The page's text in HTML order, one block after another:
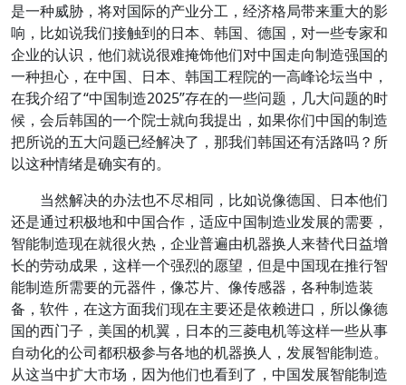
是一种威胁，将对国际的产业分工，经济格局带来重大的影
响，比如说我们接触到的日本、韩国、德国，对一些专家和
企业的认识，他们就说很难掩饰他们对中国走向制造强国的
一种担心，在中国、日本、韩国工程院的一高峰论坛当中，
在我介绍了“中国制造2025”存在的一些问题，几大问题的时
候，会后韩国的一个院士就向我提出，如果你们中国的制造
把所说的五大问题已经解决了，那我们韩国还有活路吗？所
以这种情绪是确实有的。
当然解决的办法也不尽相同，比如说像德国、日本他们
还是通过积极地和中国合作，适应中国制造业发展的需要，
智能制造现在就很火热，企业普遍由机器换人来替代日益增
长的劳动成果，这样一个强烈的愿望，但是中国现在推行智
能制造所需要的元器件，像芯片、像传感器，各种制造装
备，软件，在这方面我们现在主要还是依赖进口，所以像德
国的西门子，美国的机翼，日本的三菱电机等这样一些从事
自动化的公司都积极参与各地的机器换人，发展智能制造。
从这当中扩大市场，因为他们也看到了，中国发展智能制造